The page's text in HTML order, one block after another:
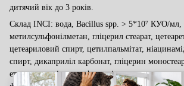
дитячий вік до 3 років.
Склад INCI: вода, Bacillus spp. > 5*10⁷ КУО/мл,
метилсульфонілметан, гліцерил стеарат,
цетеариловий спирт, цетилпальмітат,
спирт, дикаприліл карбонат, гліцерин
етилгексилгліцерин, феноксіетанол,